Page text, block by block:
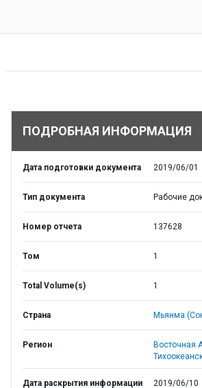
ПОДРОБНАЯ ИНФОРМАЦИЯ
Дата подготовки документа 2019/06/01
Тип документа Рабочие
Номер отчета 137628
Том 1
Total Volume(s) 1
Страна Мьянма
Регион
Восточная
Дата раскрытия информации 2019/06/10